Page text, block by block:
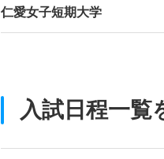
仁愛女子短期大学
入試日程一覧